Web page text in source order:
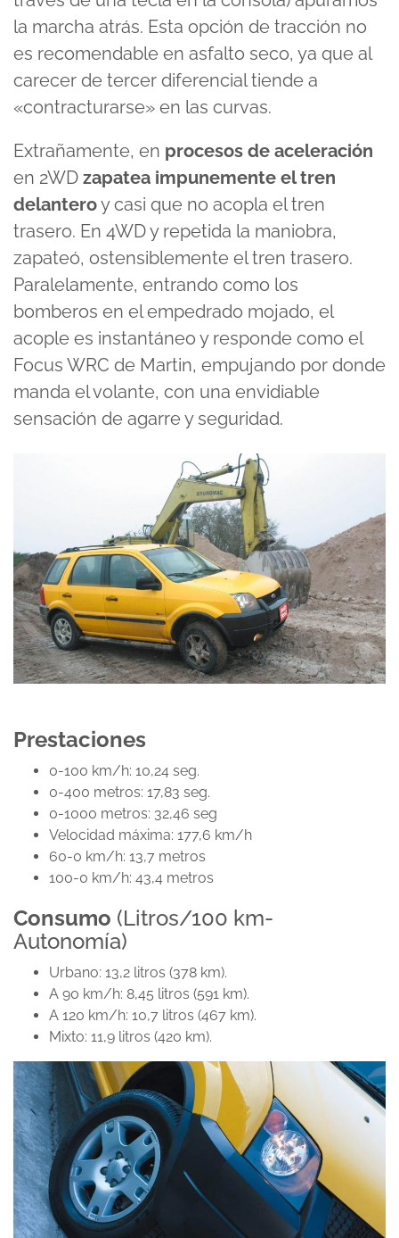
la marcha atrás. Esta opción de tracción no
es recomendable en asfalto seco, ya que al
carecer de tercer diferencial tiende a
«contracturarse» en las curvas.
Extrañamente, en procesos de aceleración
en 2WD zapatea impunemente el tren
delanteroy casi que no acopla el tren
trasero. En 4WD y repetida la maniobra,
zapateó, ostensiblemente el tren trasero.
Paralelamente, entrando como los
bomberos en el empedrado mojado, el
acople es instantáneo y responde como el
Focus WRC de Martin, empujando por donde
manda el volante, con una envidiable
sensación de agarre y seguridad.
Prestaciones
0-100 km/h: 10,24 seg.
0-400 metros: 17,83 seg.
0-1000 metros: 32,46 seg
Velocidad máxima: 177,6 km/h
60-0 km/h: 13,7 metros
100-0 km/h: 43,4 metros
Consumo (Litros/100 km-
Autonomía)
Urbano: 13,2 litros (378 km).
A 90 km/h: 8,45 litros (591 km).
A 120 km/h: 10,7 litros (467 km).
Mixto: 11,9 litros (420 km).